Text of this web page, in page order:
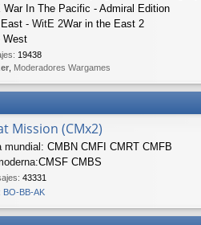
War In The Pacific - Admiral Edition
- WitE 2War in the East 2
West
: 19438
Moderadores Wargames
Mission (CMx2)
mundial: CMBN CMFI CMRT CMFB
CMSF CMBS
: 43331
BO-BB-AK